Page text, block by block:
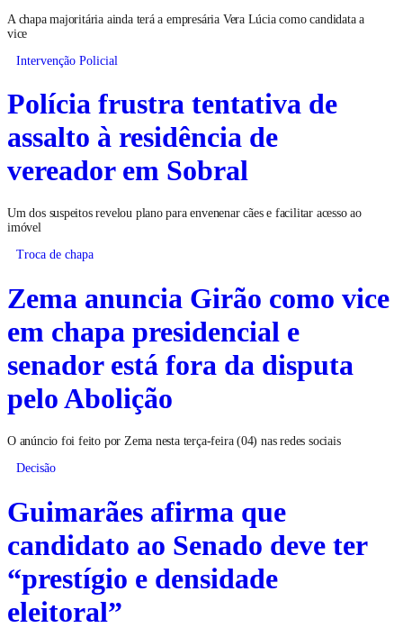
A chapa majoritária ainda terá a empresária Vera Lúcia como candidata a
vice
Intervenção Policial
Polícia frustra tentativa de
assalto à residência de
vereador em Sobral
Um dos suspeitos revelou plano para envenenar cães e facilitar acesso ao
imóvel
Troca de chapa
Zema anuncia Girão como vice
em chapa presidencial e
senador está fora da disputa
pelo Abolição
O anúncio foi feito por Zema nesta terça-feira (04) nas redes sociais
Decisão
Guimarães afirma que
candidato ao Senado deve ter
“prestígio e densidade
eleitoral”